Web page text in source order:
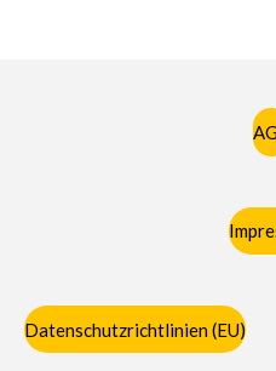
Datenschutzrichtlinien (EU)